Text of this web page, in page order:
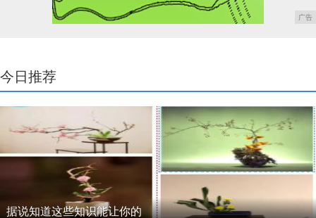
广告
今日推荐
据说知道这些知识能让你的